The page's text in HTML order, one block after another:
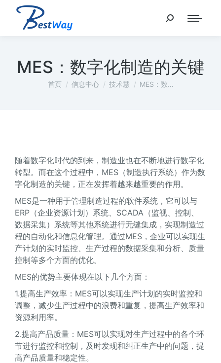
MES：数字化制造的关键
您在这里：
首页 信息中心 技术慧 MES：数…
随着数字化时代的到来，制造业也在不断地进行数字化
转型。而在这个过程中，MES（制造执行系统）作为数
字化制造的关键，正在发挥着越来越重要的作用。
MES是一种用于管理制造过程的软件系统，它可以与
ERP（企业资源计划）系统、SCADA（监视、控制、
数据采集）系统等其他系统进行无缝集成，实现制造过
程的自动化和信息化管理。通过MES，企业可以实现生
产计划的实时监控、生产过程的数据采集和分析、质量
控制等多个方面的优化。
MES的优势主要体现在以下几个方面：
1.提高生产效率：MES可以实现生产计划的实时监控和
调整，减少生产过程中的浪费和重复，提高生产效率和
资源利用率。
2.提高产品质量：MES可以实现对生产过程中的各个环
节进行监控和控制，及时发现和纠正生产中的问题，提
高产品质量和稳定性。